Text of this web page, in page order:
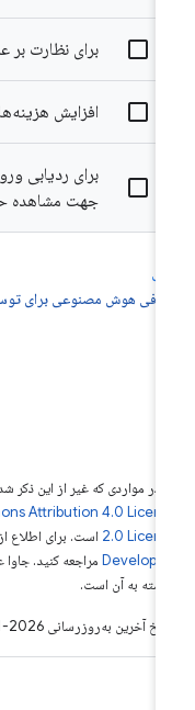
برای نظارت بر
افزایش هزینه‌های
برای ردیابی
جهت مشاهده
هوش مصنوعی برای
در مواردی که غیر از این ذکر
Attribution 4.0
2.0است. برای اطلاع از
به آن است.
آخرین به‌روزرسانی 2026-01-29 به‌وقت ساعت هماهنگ جهانی.